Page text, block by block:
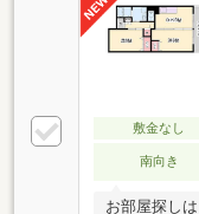
敷金なし
南向き
お部屋探し